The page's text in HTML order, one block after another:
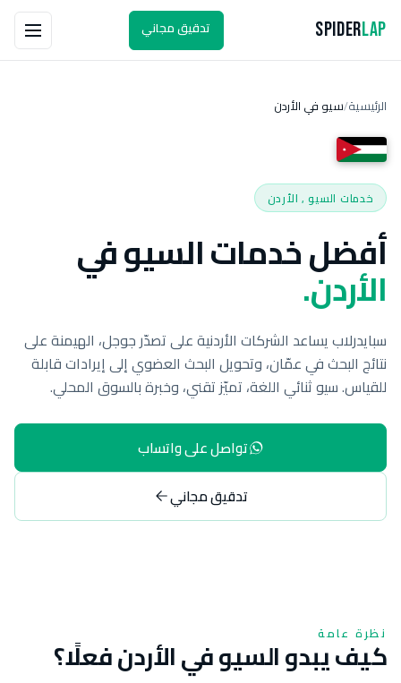
SpiderLap تدقيق مجاني
الرئيسية/سيو في الأردن
خدمات السيو , الأردن
أفضل خدمات السيو في
الأردن.
سبايدرلاب يساعد الشركات الأردنية على تصدّر جوجل، الهيمنة على
نتائج البحث في عمّان، وتحويل البحث العضوي إلى إيرادات قابلة
للقياس. سيو ثنائي اللغة، تميّز تقني، وخبرة بالسوق المحلي.
تواصل على واتساب
تدقيق مجاني
نظرة عامة
كيف يبدو السيو في الأردن فعلًا؟